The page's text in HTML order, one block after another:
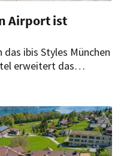
Airport ist
ibis Styles München
erweitert das